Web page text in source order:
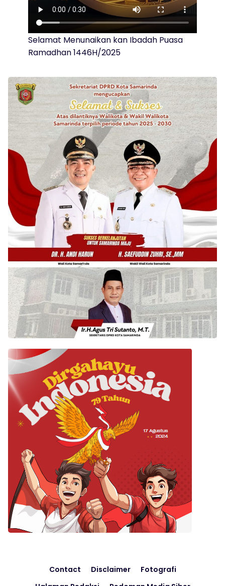
Selamat Menunaikan kan Ibadah Puasa
Ramadhan 1446H/2025
Contact Disclaimer
Fotografi